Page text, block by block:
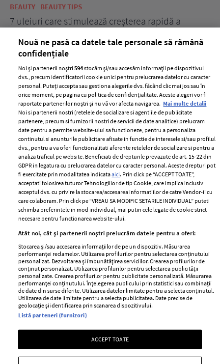
BEAUTY BEAUTY TIPS
7 uleiuri care stimulează creșterea rapidă a
ELLE Style Awards
2024
Despre ELLE
Romania
Contact
Abonamente
Termeni si conditii
Politica de
confidențialitate
Politica de cookies
Publicitate
GSP
Unica
Baby
Retete
femei
Viva
Avantaje
Retete practice
Pariază responsabil! Decizia ONJN nr. 821/25.09.2025.
Jocurile de noroc sunt interzise minorilor.
Copyright © 2026 Ringier Romania SRL
Nouă ne pasă ca datele tale personale să rămână
confidențiale
Noi și partenerii noștri594stocăm și/sau accesăm informații pe dispozitivul
dvs., precum identificatorii cookie unici pentru prelucrarea datelor cu caracter
personal. Puteți accepta sau gestiona alegerile dvs. făcând clic mai jos sau în
orice moment, pe pagina cu politica de confidențialitate. Aceste alegeri vor fi
raportate partenerilor noștri și nu vă vor afecta navigarea. Mai multe detalii
Noi si partenerii nostri (retelele de socializare si agentiile de publicitate
partenere, precum si furnizorii nostri de servicii de date analitice) prelucram
date pentru a permite website-ului sa functioneze, pentru a personaliza
continutul si anunturile publicitare afisate in functie de interesele si/sau profilul
dvs., pentru a va oferi functionalitati aferente retelelor de socializare si pentru a
analiza traficul pe website. Beneficiati de drepturile prevazute de art. 15-22 din
GDPR in legatura cu prelucrarea datelor cu caracter personal. Aceste drepturi pot
fi exercitate prin modalitatea indicataaici. Prin click pe “ACCEPT TOATE”,
acceptati folosirea tuturor Tehnologiilor de tip Cookie, care implica inclusiv
acceptul dvs. cu privire la stocarea/accesarea informatiilor de catre Vendor-ii cu
care colaboram. Prin click pe “VREAU SA MODIFIC SETARILE INDIVIDUAL” puteti
schimba preferintele in mod individual, mai putin cele legate de cookie strict
necesare pentru functionarea website-ului.
Atât noi, cât și partenerii noștri prelucrăm datele pentru a oferi:
Stocarea și/sau accesarea informațiilor de pe un dispozitiv. Măsurarea
performanței reclamelor. Utilizarea profilurilor pentru selectarea conținutului
personalizat. Dezvoltarea și îmbunătățirea serviciilor. Crearea profilurilor de
conținut personalizat. Utilizarea profilurilor pentru selectarea publicității
personalizate. Crearea profilurilor pentru publicitate personalizată. Măsurarea
performanței conținutului. Înțelegerea publicului prin statistici sau combinații
de date din surse diferite. Utilizarea datelor limitate pentru a selecta conținutul.
Utilizarea de date limitate pentru a selecta publicitatea. Date precise de
geolocație și identificarea prin scanarea dispozitivului.
Listă parteneri (furnizori)
ACCEPT TOATE